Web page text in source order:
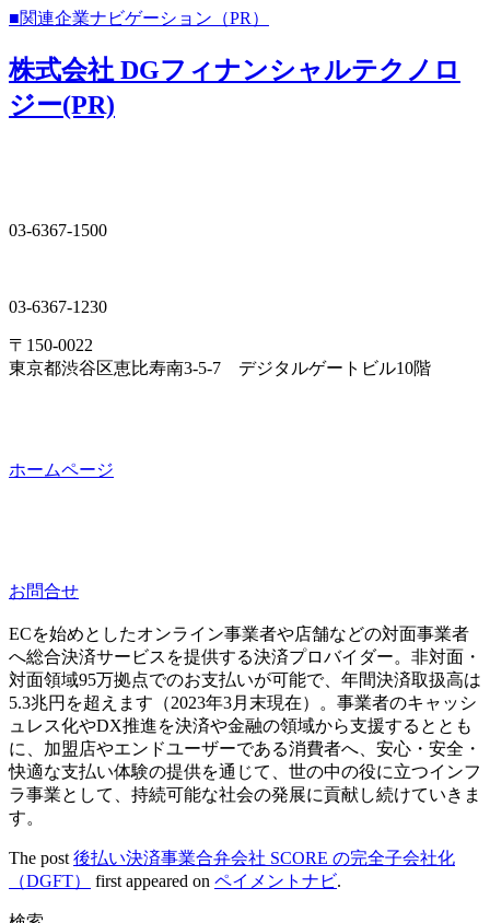
■関連企業ナビゲーション（PR）
株式会社 DGフィナンシャルテクノロ
ジー(PR)
03-6367-1500
03-6367-1230
〒150-0022
東京都渋谷区恵比寿南3-5-7 デジタルゲートビル10階
ホームページ
お問合せ
ECを始めとしたオンライン事業者や店舗などの対面事業者
へ総合決済サービスを提供する決済プロバイダー。非対面・
対面領域95万拠点でのお支払いが可能で、年間決済取扱高は
5.3兆円を超えます（2023年3月末現在）。事業者のキャッシ
ュレス化やDX推進を決済や金融の領域から支援するととも
に、加盟店やエンドユーザーである消費者へ、安心・安全・
快適な支払い体験の提供を通じて、世の中の役に立つインフ
ラ事業として、持続可能な社会の発展に貢献し続けていきま
す。
The post 後払い決済事業合弁会社 SCORE の完全子会社化
（DGFT）
first appeared on ペイメントナビ.